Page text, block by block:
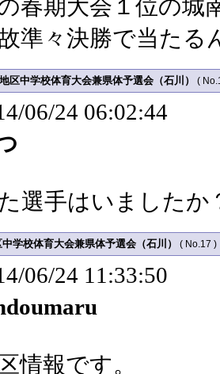
春期大会１位の城
準々決勝で当た
区中学校体育大会兼県体予選会（石川） (
06/24 06:02:44
選手はいましたか
学校体育大会兼県体予選会（石川） ( No.17 )
06/24 11:33:50
情報です。